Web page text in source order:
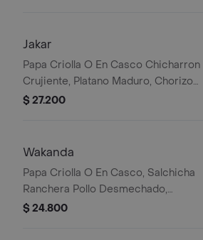
Jakar
Papa Criolla O En Casco Chicharron
Crujiente, Platano Maduro, Chorizo
Carne Desmechada Queso Gratinado
$ 27.200
Wakanda
Papa Criolla O En Casco, Salchicha
Ranchera Pollo Desmechado,
Tocineta Y Queso Gratinado
$ 24.800